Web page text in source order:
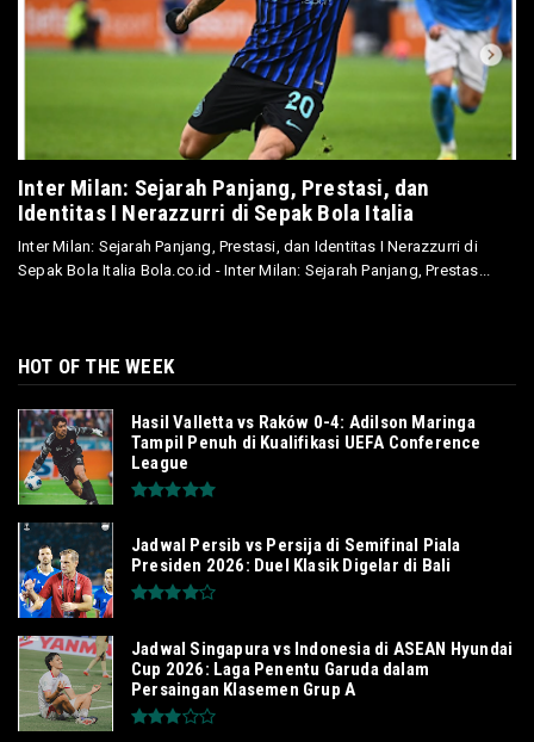
Inter Milan: Sejarah Panjang, Prestasi, dan
Identitas I Nerazzurri di Sepak Bola Italia
Inter Milan: Sejarah Panjang, Prestasi, dan Identitas I Nerazzurri di
Sepak Bola Italia Bola.co.id - Inter Milan: Sejarah Panjang, Prestas...
HOT OF THE WEEK
Hasil Valletta vs Raków 0-4: Adilson Maringa
Tampil Penuh di Kualifikasi UEFA Conference
League
Jadwal Persib vs Persija di Semifinal Piala
Presiden 2026: Duel Klasik Digelar di Bali
Jadwal Singapura vs Indonesia di ASEAN Hyundai
Cup 2026: Laga Penentu Garuda dalam
Persaingan Klasemen Grup A